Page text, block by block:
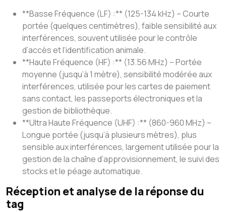
**Basse Fréquence (LF) :** (125-134 kHz) – Courte
portée (quelques centimètres), faible sensibilité aux
interférences, souvent utilisée pour le contrôle
d’accès et l’identification animale.
**Haute Fréquence (HF) :** (13.56 MHz) – Portée
moyenne (jusqu’à 1 mètre), sensibilité modérée aux
interférences, utilisée pour les cartes de paiement
sans contact, les passeports électroniques et la
gestion de bibliothèque.
**Ultra Haute Fréquence (UHF) :** (860-960 MHz) –
Longue portée (jusqu’à plusieurs mètres), plus
sensible aux interférences, largement utilisée pour la
gestion de la chaîne d’approvisionnement, le suivi des
stocks et le péage automatique.
Réception et analyse de la réponse du
tag